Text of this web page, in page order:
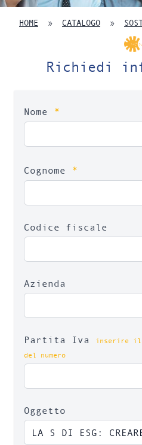
HOME » CATALOGO »
Richiedi
Nome *
Cognome *
Codice fiscale
Azienda
Partita Iva
inserire il
del numero
Oggetto